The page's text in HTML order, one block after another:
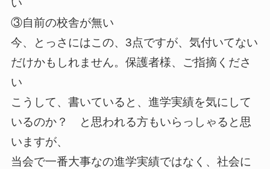
い
③自前の校舎が無い
今、とっさにはこの、3点ですが、気付いてない
だけかもしれません。保護者様、ご指摘くださ
い
こうして、書いていると、進学実績を気にして
いるのか？ と思われる方もいらっしゃると思
いますが、
当会で一番大事なの進学実績ではなく、社会に